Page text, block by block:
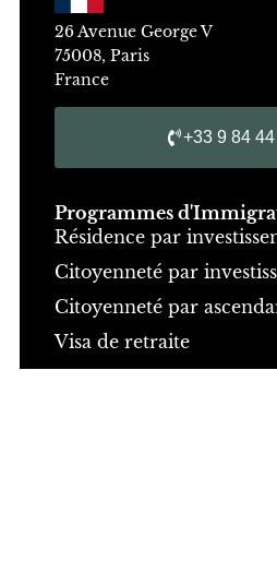
Programmes
Résidence par
Citoyenneté par
Citoyenneté par
Visa de retraite
26 Avenue George V
75008, Paris
France
+33 9 84